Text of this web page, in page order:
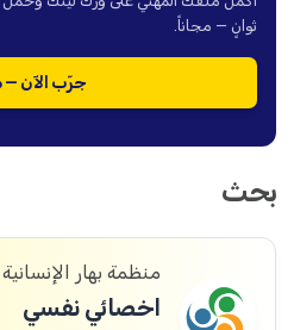
ثوانٍ — مجاناً.
جرّب الآن —
بحث
منظمة بهار الإنسانية
اخصائي نفسي